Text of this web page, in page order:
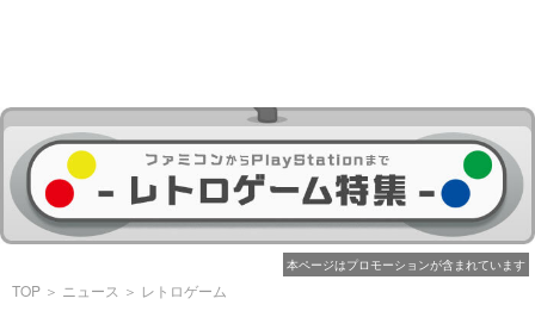
本ページはプロモーションが含まれています
TOP ＞ ニュース ＞ レトロゲーム